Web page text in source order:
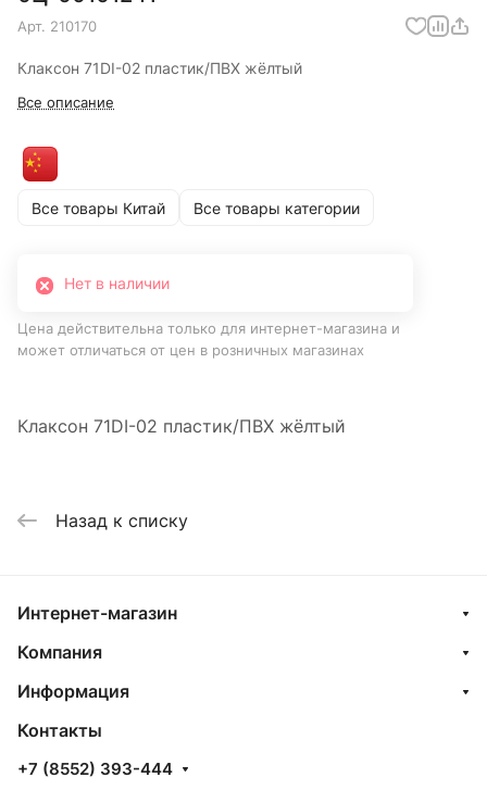
Арт. 210170
Клаксон 71DI-02 пластик/ПВХ жёлтый
Все описание
Все товары Китай Все товары категории
Нет в наличии
Цена действительна только для интернет-магазина и
может отличаться от цен в розничных магазинах
Клаксон 71DI-02 пластик/ПВХ жёлтый
Назад к списку
Интернет-магазин
Компания
Информация
Контакты
+7 (8552) 393-444